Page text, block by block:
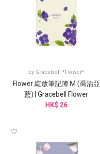
by Gracebell *Flower*
Flower 綻放筆記簿 M (喬治亞
藍) | Gracebell Flower
HK$ 26